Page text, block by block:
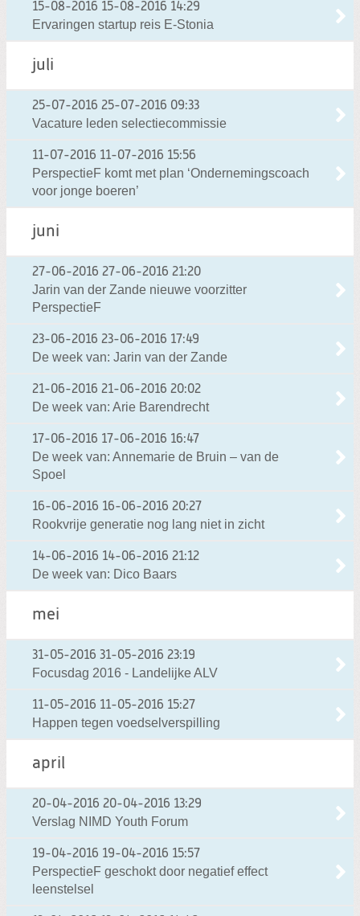
15-08-2016 15-08-2016 14:29
Ervaringen startup reis E-Stonia
juli
25-07-2016 25-07-2016 09:33
Vacature leden selectiecommissie
11-07-2016 11-07-2016 15:56
PerspectieF komt met plan ‘Ondernemingscoach
voor jonge boeren’
juni
27-06-2016 27-06-2016 21:20
Jarin van der Zande nieuwe voorzitter
PerspectieF
23-06-2016 23-06-2016 17:49
De week van: Jarin van der Zande
21-06-2016 21-06-2016 20:02
De week van: Arie Barendrecht
17-06-2016 17-06-2016 16:47
De week van: Annemarie de Bruin – van de
Spoel
16-06-2016 16-06-2016 20:27
Rookvrije generatie nog lang niet in zicht
14-06-2016 14-06-2016 21:12
De week van: Dico Baars
mei
31-05-2016 31-05-2016 23:19
Focusdag 2016 - Landelijke ALV
11-05-2016 11-05-2016 15:27
Happen tegen voedselverspilling
april
20-04-2016 20-04-2016 13:29
Verslag NIMD Youth Forum
19-04-2016 19-04-2016 15:57
PerspectieF geschokt door negatief effect
leenstelsel